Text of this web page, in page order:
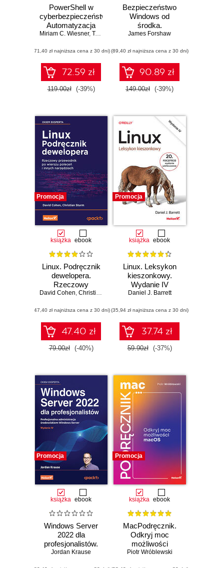
PowerShell w
cyberbezpieczeństwie.
Automatyzacja
zadań, tworzenie
hakowanie i
obrona. Red Team
kontra Blue Team
Miriam C. Wiesner, Tanya Janca
(71,40 zł najniższa cena z 30 dni)
72.59 zł
119.00zł (-39%)
Bezpieczeństwo
Windows od
środka.
Kompleksowe
uwierzytelnianie,
autoryzację i audyt
systemu
James Forshaw
(89,40 zł najniższa cena z 30 dni)
90.89 zł
149.00zł (-39%)
Promocja
książka ebook
Linux. Podręcznik
dewelopera.
Rzeczowy
przewodnik po
innych
narzędziach
David Cohen, Christian Sturm
(47,40 zł najniższa cena z 30 dni)
47.40 zł
79.00zł (-40%)
Promocja
książka ebook
Linux. Leksykon
kieszonkowy.
Wydanie IV
Daniel J. Barrett
(35,94 zł najniższa cena z 30 dni)
37.74 zł
59.90zł (-37%)
Promocja
książka ebook
Windows Server
2022 dla
profesjonalistów.
Profesjonalna
Jordan Krause
Promocja
książka ebook
MacPodręcznik.
Odkryj moc
możliwości
macOS
Piotr Wróblewski